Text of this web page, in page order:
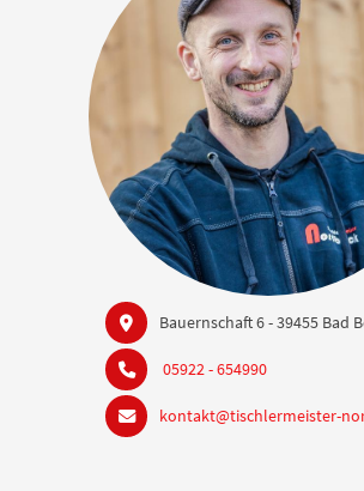
Bauernschaft 6 - 39455 Bad
05922 - 654990
kontakt@tischlermeister-